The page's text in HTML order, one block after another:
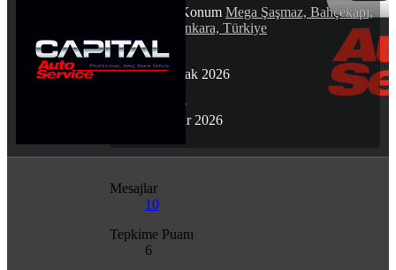
Konum Mega Şaşmaz, Bahçekapı,
Etimesgut/Ankara, Türkiye
Katılım
30 Ocak 2026
Son görülme
23 Mar 2026
Mesajlar
10
Tepkime Puanı
6